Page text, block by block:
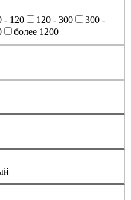
- 120 120 - 300
300 -
более 1200